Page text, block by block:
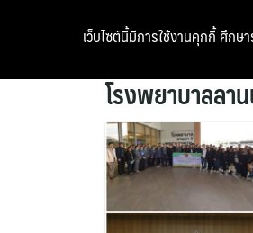
โรงพยาบาลลา
เว็บไซต์นี้มีการใช้งานคุกกี้ ศึกษ